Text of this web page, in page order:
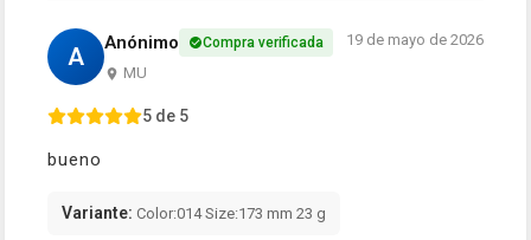
A Anónimo Compra verificada
MU
19 de mayo de 2026
5 de 5
bueno
Variante: Color:014 Size:173 mm 23 g